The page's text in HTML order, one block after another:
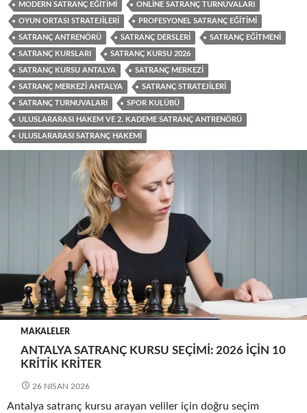
MODERN SATRANÇ EĞITIMI ONLINE SATRANÇ TURNUVALARI
OYUN ORTASI STRATEJILERI PROFESYONEL SATRANÇ EĞITIMI
SATRANÇ ANTRENÖRÜ SATRANÇ DERSLERI SATRANÇ EĞITMENI
SATRANÇ KURSLARI SATRANÇ KURSU 2026
SATRANÇ KURSU ANTALYA SATRANÇ MERKEZI
SATRANÇ MERKEZI ANTALYA SATRANÇ STRATEJILERI
SATRANÇ TURNUVALARI SPOR KULÜBÜ
ULUSLARARASI HAKEM VE 2. KADEME SATRANÇ ANTRENÖRÜ
ULUSLARARASI SATRANÇ HAKEMI
MAKALELER
ANTALYA SATRANÇ KURSU SEÇIMI: 2026 İÇIN 10
KRITIK KRITER
26 NISAN 2026
Antalya satranç kursu arayan veliler için doğru seçim